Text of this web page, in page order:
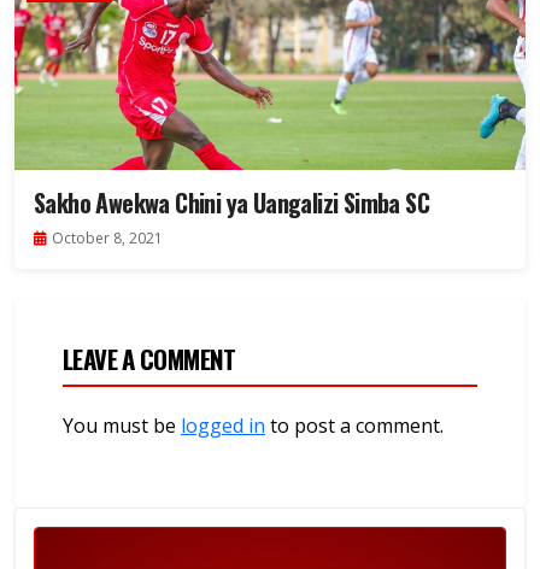
Sakho Awekwa Chini ya Uangalizi Simba SC
October 8, 2021
LEAVE A COMMENT
You must be logged in to post a comment.